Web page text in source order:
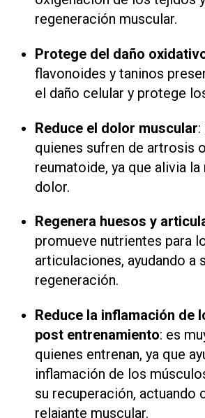
regeneración muscular.
Protege del daño
flavonoides y taninos
el daño celular y protege
Reduce el dolor muscular
quienes sufren de artrosis
reumatoide, ya que alivia
dolor.
Regenera huesos y
promueve nutrientes para
articulaciones, ayudando a
regeneración.
Reduce la inflamación de
post entrenamiento: es
quienes entrenan, ya que
inflamación de los
su recuperación, actuando
relajante muscular.